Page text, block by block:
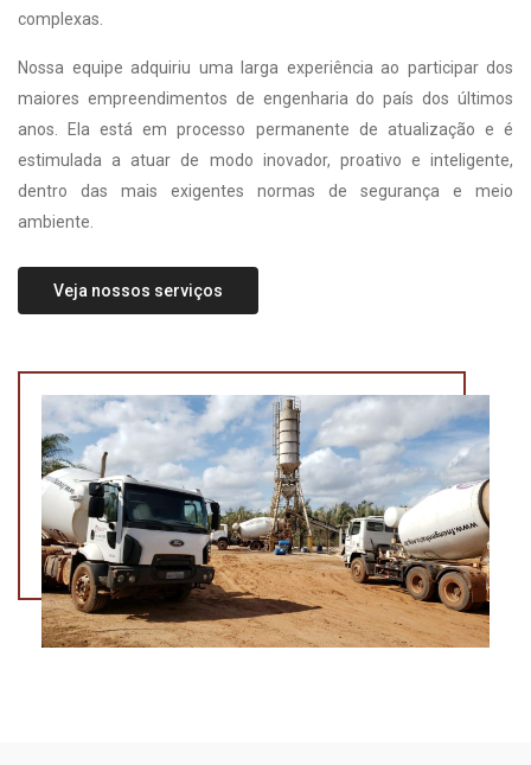
complexas.
Nossa equipe adquiriu uma larga experiência ao participar dos
maiores empreendimentos de engenharia do país dos últimos
anos. Ela está em processo permanente de atualização e é
estimulada a atuar de modo inovador, proativo e inteligente,
dentro das mais exigentes normas de segurança e meio
ambiente.
Veja nossos serviços